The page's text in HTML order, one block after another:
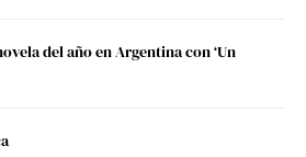
del año en Argentina con ‘Un